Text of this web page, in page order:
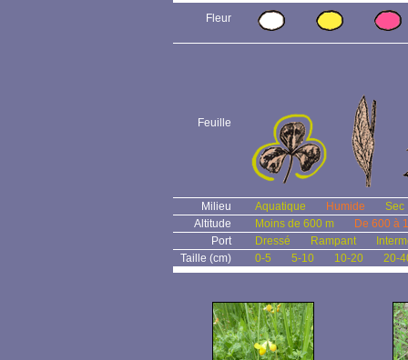
Fleur
Feuille
Milieu Aquatique Humide
Sec
Altitude
Moins de 600 m
De 600 à
Port
Dressé Rampant
Taille (cm)
0-5 5-10 10-20 20-